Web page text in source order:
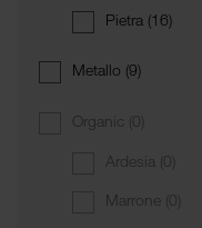
Pietra (16)
Metallo (9)
Organic (0)
Ardesia (0)
Marrone (0)